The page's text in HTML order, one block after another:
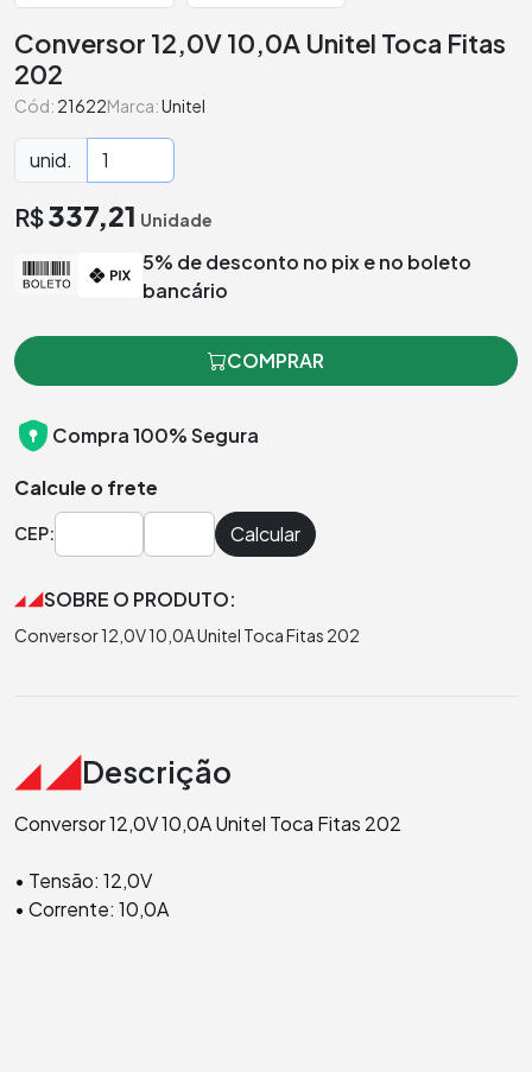
Conversor 12,0V 10,0A Unitel Toca Fitas
202
Cód: 21622Marca:Unitel
unid.
R$337,21 Unidade
5% de desconto no pix e no boleto
bancário
COMPRAR
Compra 100% Segura
Calcule o frete
CEP: Calcular
SOBRE O PRODUTO:
Conversor 12,0V 10,0A Unitel Toca Fitas 202
Descrição
Conversor 12,0V 10,0A Unitel Toca Fitas 202
• Tensão: 12,0V
• Corrente: 10,0A